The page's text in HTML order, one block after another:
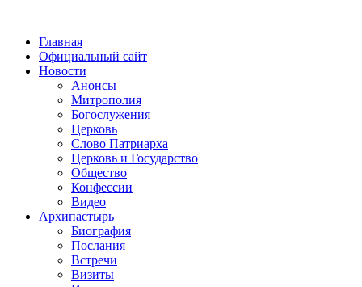
Главная
Официальный сайт
Новости
Анонсы
Митрополия
Богослужения
Церковь
Слово Патриарха
Церковь и Государство
Общество
Конфессии
Видео
Архипастырь
Биография
Послания
Встречи
Визиты